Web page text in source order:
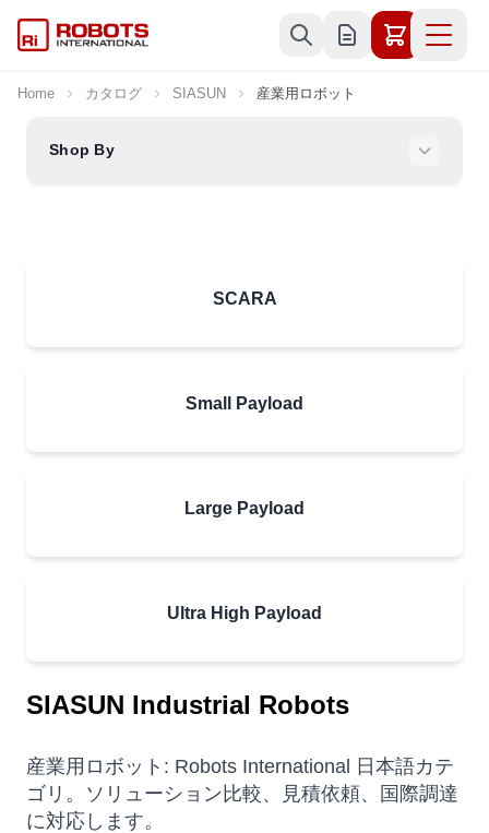
Home カタログ SIASUN 産業用ロボット
Shop By
SCARA
Small Payload
Large Payload
Ultra High Payload
SIASUN Industrial Robots
産業用ロボット: Robots International 日本語カテ
ゴリ。ソリューション比較、見積依頼、国際調達
に対応します。